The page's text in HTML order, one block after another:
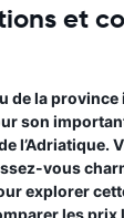
et
de la
son
l’Adriatique.
vous
explorer